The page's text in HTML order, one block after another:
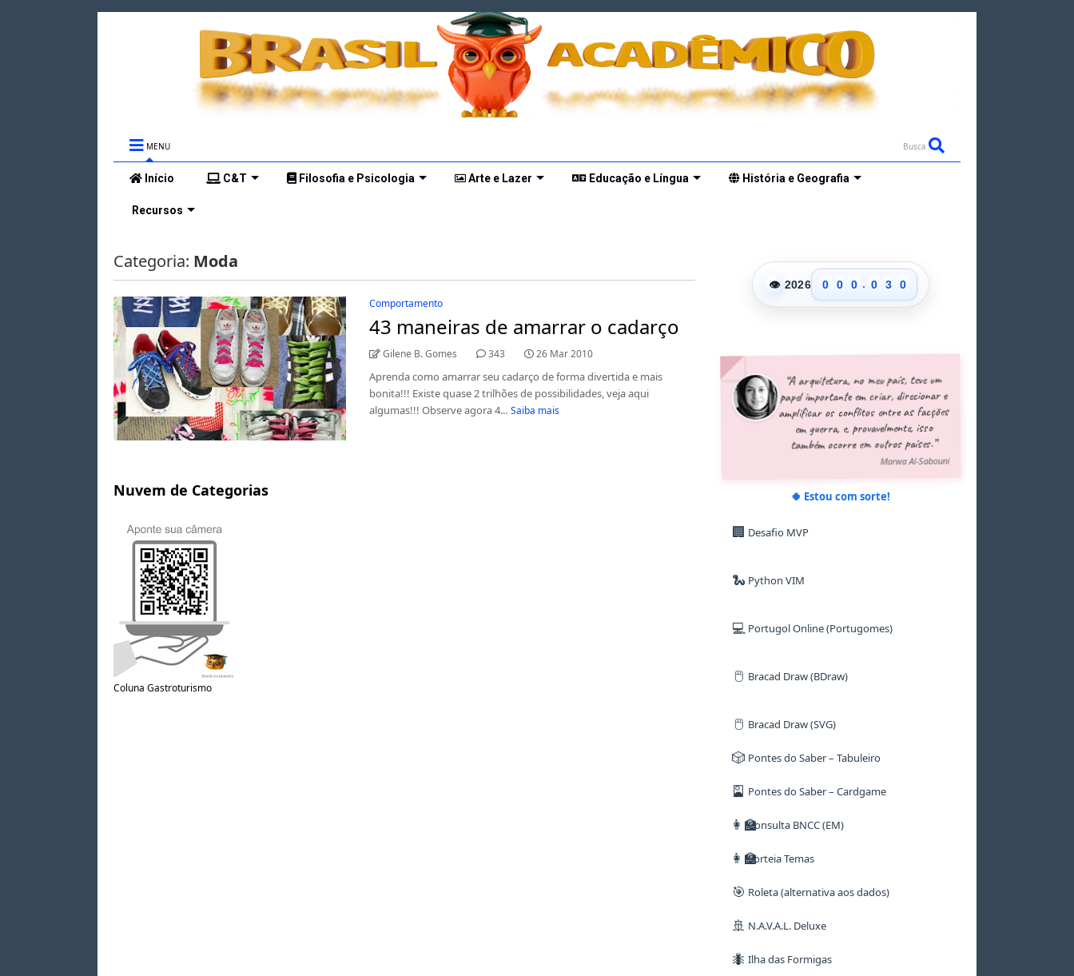
MENU Busca
Início C&T Filosofia e Psicologia Arte e Lazer Educação e Língua História e Geografia
Recursos
Categoria: Moda
Comportamento
43 maneiras de amarrar o cadarço
Gilene B. Gomes 343 26 Mar 2010
Aprenda como amarrar seu cadarço de forma divertida e mais
bonita!!! Existe quase 2 trilhões de possibilidades, veja aqui
algumas!!! Observe agora 4... Saiba mais
Nuvem de Categorias
Coluna Gastroturismo
👁 2026
0
1
6
7
8
9
0
1
6
7
8
9
0
1
6
7
8
9
. 0
1
6
7
8
9
2
3
4
9
0
1
6
7
8
9
“A arquitetura, no meu país, teve um
papel importante em criar, direcionar e
amplificar os conflitos entre as facções
em guerra, e, provavelmente, isso
também ocorre em outros países.”
Marwa Al-Sabouni
🍀 Estou com sorte!
🏢 Desafio MVP
🐍 Python VIM
💻 Portugol Online (Portugomes)
🖱️ Bracad Draw (BDraw)
🖱️ Bracad Draw (SVG)
🎲 Pontes do Saber – Tabuleiro
🎴 Pontes do Saber – Cardgame
👩‍🏫Consulta BNCC (EM)
👩‍🏫Sorteia Temas
🎯 Roleta (alternativa aos dados)
🚢 N.A.V.A.L. Deluxe
🐜 Ilha das Formigas